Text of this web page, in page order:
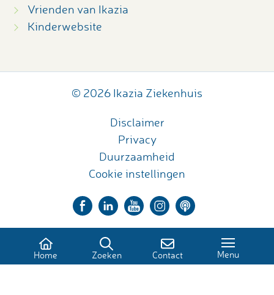
Vrienden van Ikazia
Kinderwebsite
© 2026 Ikazia Ziekenhuis
Disclaimer
Privacy
Duurzaamheid
Cookie instellingen
Home Zoeken Contact Menu